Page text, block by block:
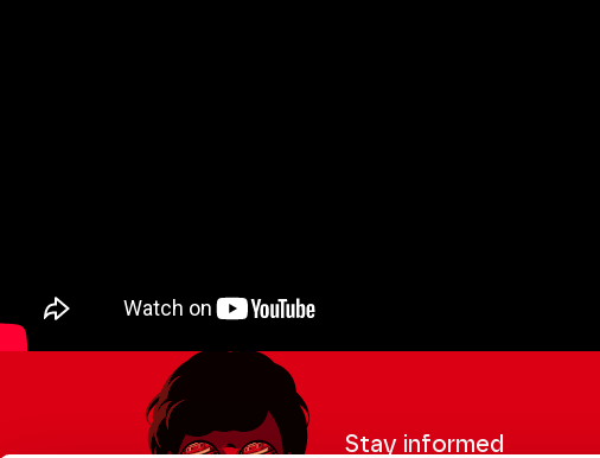
Stay informed